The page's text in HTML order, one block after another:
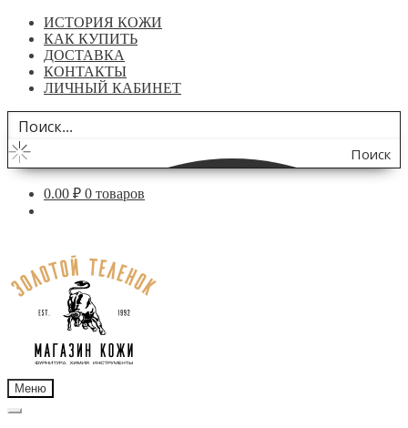
ИСТОРИЯ КОЖИ
КАК КУПИТЬ
ДОСТАВКА
КОНТАКТЫ
ЛИЧНЫЙ КАБИНЕТ
Поиск
по
0.00 ₽ 0 товаров
навигации
содержимому
Меню